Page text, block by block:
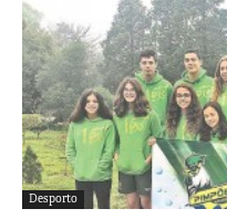
Desporto